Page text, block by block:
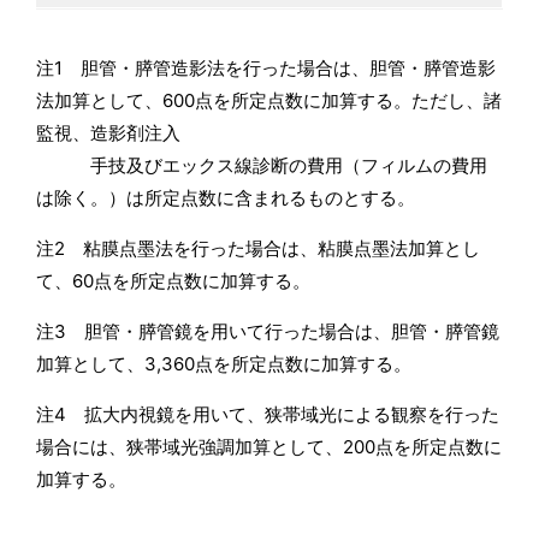
注1 胆管・膵管造影法を行った場合は、胆管・膵管造影
法加算として、600点を所定点数に加算する。ただし、諸
監視、造影剤注入
手技及びエックス線診断の費用（フィルムの費用
は除く。）は所定点数に含まれるものとする。
注2 粘膜点墨法を行った場合は、粘膜点墨法加算とし
て、60点を所定点数に加算する。
注3 胆管・膵管鏡を用いて行った場合は、胆管・膵管鏡
加算として、3,360点を所定点数に加算する。
注4 拡大内視鏡を用いて、狭帯域光による観察を行った
場合には、狭帯域光強調加算として、200点を所定点数に
加算する。